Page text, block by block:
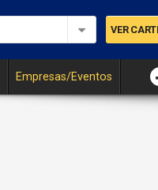
Empresas/Eventos